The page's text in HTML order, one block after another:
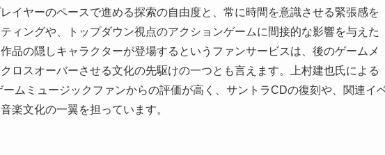
イヤーのペースで進める探索の自由度と、常に時間を意識させる緊張感を
ィングや、トップダウン視点のアクションゲームに間接的な影響を与えた
品の隠しキャラクターが登場するというファンサービスは、後のゲームメ
ロスオーバーさせる文化の先駆けの一つとも言えます。上村建也氏による
ムミュージックファンからの評価が高く、サントラCDの復刻や、関連イ
楽文化の一翼を担っています。